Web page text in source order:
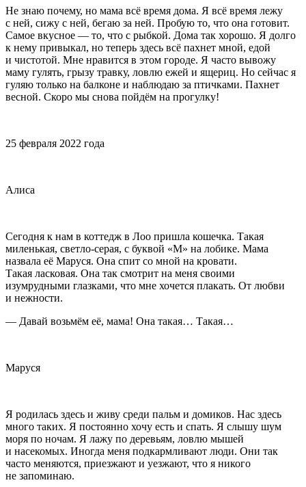
Не знаю почему, но мама всё время дома. Я всё время лежу
с ней, сижу с ней, бегаю за ней. Пробую то, что она готовит.
Самое вкусное — то, что с рыбкой. Дома так хорошо. Я долго
к нему привыкал, но теперь здесь всё пахнет мной, едой
и чистотой. Мне нравится в этом городе. Я часто вывожу
маму гулять, грызу травку, ловлю ежей и ящериц. Но сейчас я
гуляю только на балконе и наблюдаю за птичками. Пахнет
весной. Скоро мы снова пойдём на прогулку!
25 февраля 2022 года
Алиса
Сегодня к нам в коттедж в Лоо пришла кошечка. Такая
миленькая, светло-серая, с буквой «М» на лобике. Мама
назвала её Маруся. Она спит со мной на кровати.
Такая ласковая. Она так смотрит на меня своими
изумрудными глазками, что мне хочется плакать. От любви
и нежности.
— Давай возьмём её, мама! Она такая… Такая…
Маруся
Я родилась здесь и живу среди пальм и домиков. Нас здесь
много таких. Я постоянно хочу есть и спать. Я слышу шум
моря по ночам. Я лажу по деревьям, ловлю мышей
и насекомых. Иногда меня подкармливают люди. Они так
часто меняются, приезжают и уезжают, что я никого
не запоминаю.